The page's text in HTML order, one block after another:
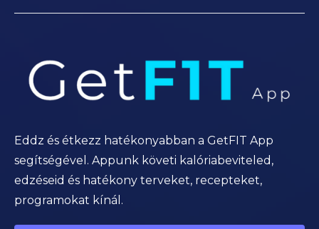
Eddz és étkezz hatékonyabban a GetFIT App
segítségével. Appunk követi kalóriabeviteled,
edzéseid és hatékony terveket, recepteket,
programokat kínál.